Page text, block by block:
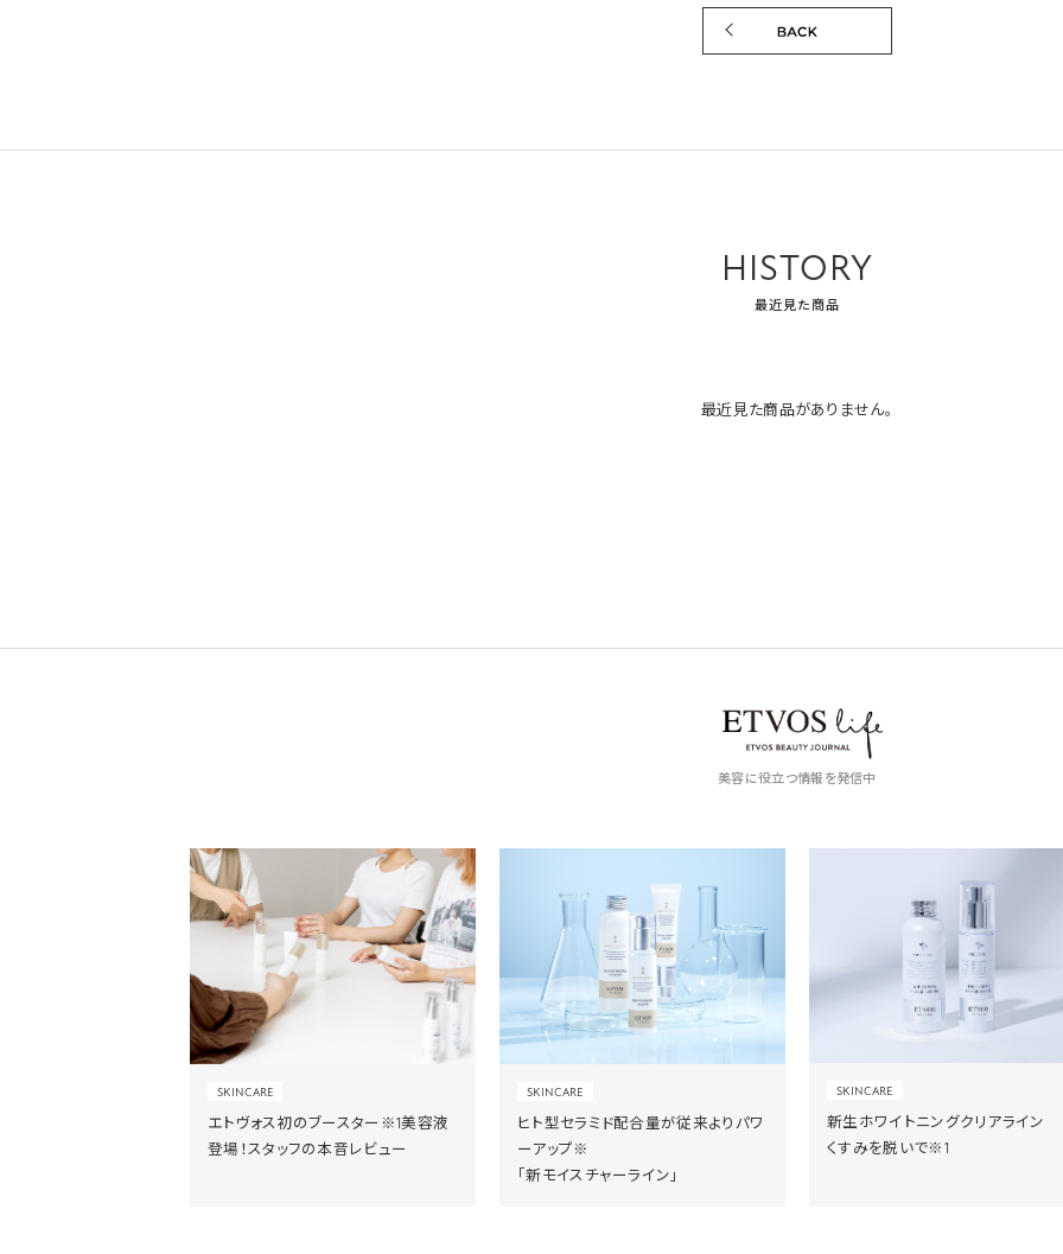
HISTORY
最近見た商品
最近見た商品がありません。
美容に役立つ情報を発信中
SKINCARE
エトヴォス初のブースター※1美容液
登場！スタッフの本音レビュー
SKINCARE
ヒト型セラミド配合量が従来よりパワ
ーアップ※
「新モイスチャーライン」
SKINCARE
新生ホワイトニングクリアライン
くすみを脱いで※1